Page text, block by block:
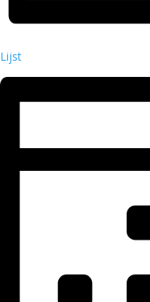
Lijst